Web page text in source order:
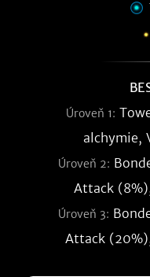
Úroveň 1:
alchymie,
Úroveň 2:
Attack
Úroveň 3:
Attack